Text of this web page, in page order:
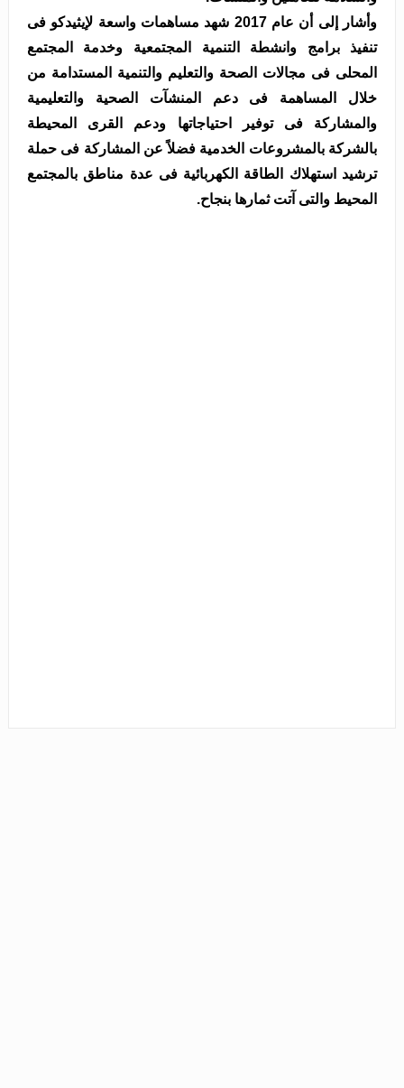
وأشار إلى أن عام 2017 شهد مساهمات واسعة لإيثيدكو فى
تنفيذ برامج وانشطة التنمية المجتمعية وخدمة المجتمع
المحلى فى مجالات الصحة والتعليم والتنمية المستدامة من
خلال المساهمة فى دعم المنشآت الصحية والتعليمية
والمشاركة فى توفير احتياجاتها ودعم القرى المحيطة
بالشركة بالمشروعات الخدمية فضلاً عن المشاركة فى حملة
ترشيد استهلاك الطاقة الكهربائية فى عدة مناطق بالمجتمع
المحيط والتى آتت ثمارها بنجاح.